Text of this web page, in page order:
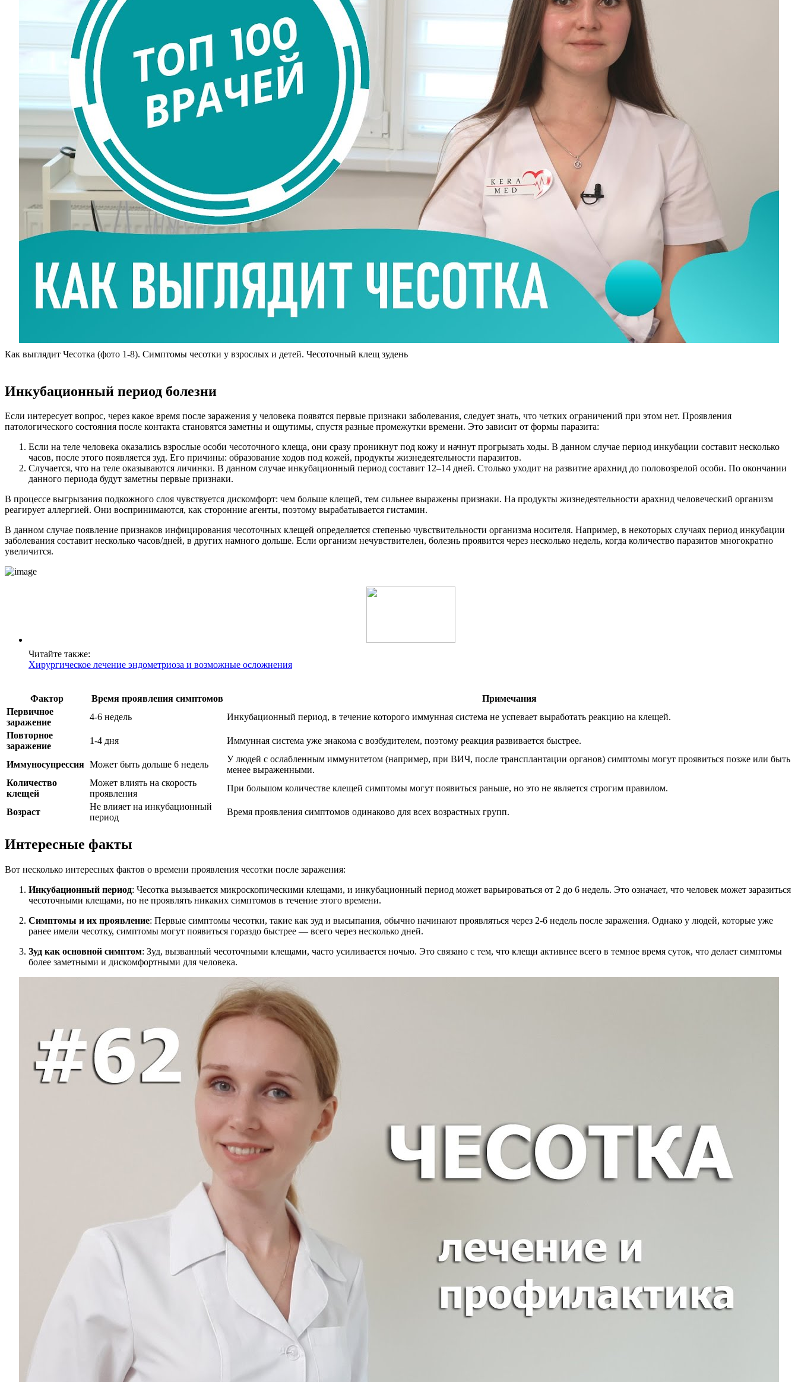
Как выглядит Чесотка (фото 1-8). Симптомы чесотки у взрослых и детей. Чесоточный клещ зудень
Инкубационный период болезни
Если интересует вопрос, через какое время после заражения у человека появятся первые признаки заболевания, следует знать, что четких ограничений при этом нет. Проявления
патологического состояния после контакта становятся заметны и ощутимы, спустя разные промежутки времени. Это зависит от формы паразита:
Если на теле человека оказались взрослые особи чесоточного клеща, они сразу проникнут под кожу и начнут прогрызать ходы. В данном случае период инкубации составит несколько
часов, после этого появляется зуд. Его причины: образование ходов под кожей, продукты жизнедеятельности паразитов.
Случается, что на теле оказываются личинки. В данном случае инкубационный период составит 12–14 дней. Столько уходит на развитие арахнид до половозрелой особи. По окончании
данного периода будут заметны первые признаки.
В процессе выгрызания подкожного слоя чувствуется дискомфорт: чем больше клещей, тем сильнее выражены признаки. На продукты жизнедеятельности арахнид человеческий организм
реагирует аллергией. Они воспринимаются, как сторонние агенты, поэтому вырабатывается гистамин.
В данном случае появление признаков инфицирования чесоточных клещей определяется степенью чувствительности организма носителя. Например, в некоторых случаях период инкубации
заболевания составит несколько часов/дней, в других намного дольше. Если организм нечувствителен, болезнь проявится через несколько недель, когда количество паразитов многократно
увеличится.
Читайте также:
Хирургическое лечение эндометриоза и возможные осложнения
Фактор Время проявления симптомов
Примечания
Первичное
заражение
4-6 недель
Инкубационный период, в течение которого иммунная система не успевает выработать реакцию на клещей.
Повторное
заражение
1-4 дня Иммунная система уже знакома с возбудителем, поэтому реакция развивается быстрее.
Иммуносупрессия Может быть дольше 6 недель
У людей с ослабленным иммунитетом (например, при ВИЧ, после трансплантации органов) симптомы могут проявиться позже или быть
менее выраженными.
Количество
клещей
Может влиять на скорость
проявления
При большом количестве клещей симптомы могут появиться раньше, но это не является строгим правилом.
Возраст
Не влияет на инкубационный
период
Время проявления симптомов одинаково для всех возрастных групп.
Интересные факты
Вот несколько интересных фактов о времени проявления чесотки после заражения:
Инкубационный период: Чесотка вызывается микроскопическими клещами, и инкубационный период может варьироваться от 2 до 6 недель. Это означает, что человек может заразиться
чесоточными клещами, но не проявлять никаких симптомов в течение этого времени.
Симптомы и их проявление: Первые симптомы чесотки, такие как зуд и высыпания, обычно начинают проявляться через 2-6 недель после заражения. Однако у людей, которые уже
ранее имели чесотку, симптомы могут появиться гораздо быстрее — всего через несколько дней.
Зуд как основной симптом: Зуд, вызванный чесоточными клещами, часто усиливается ночью. Это связано с тем, что клещи активнее всего в темное время суток, что делает симптомы
более заметными и дискомфортными для человека.